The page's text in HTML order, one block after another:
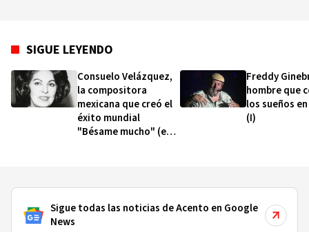
SIGUE LEYENDO
Consuelo Velázquez,
la compositora
mexicana que creó el
éxito mundial
"Bésame mucho" (e
Freddy
hombre que
los sueños
(I)
Sigue todas las noticias de Acento en Google
News